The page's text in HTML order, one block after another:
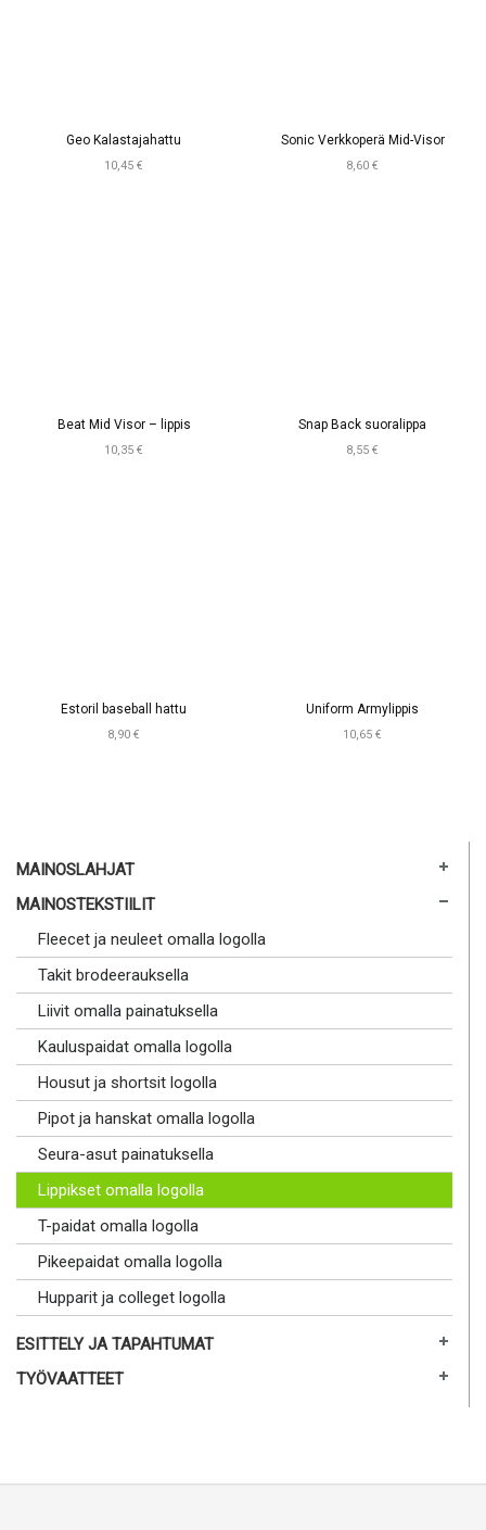
Geo Kalastajahattu
10,45 €
Sonic Verkkoperä Mid-Visor
8,60 €
Beat Mid Visor – lippis
10,35 €
Snap Back suoralippa
8,55 €
Estoril baseball hattu
8,90 €
Uniform Armylippis
10,65 €
MAINOSLAHJAT
MAINOSTEKSTIILIT
Fleecet ja neuleet omalla logolla
Takit brodeerauksella
Liivit omalla painatuksella
Kauluspaidat omalla logolla
Housut ja shortsit logolla
Pipot ja hanskat omalla logolla
Seura-asut painatuksella
Lippikset omalla logolla
T-paidat omalla logolla
Pikeepaidat omalla logolla
Hupparit ja colleget logolla
ESITTELY JA TAPAHTUMAT
TYÖVAATTEET